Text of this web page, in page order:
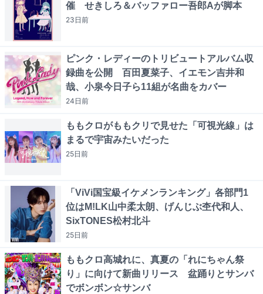
催 せきしろ＆バッファロー吾郎Aが脚本
23日前
ピンク・レディーのトリビュートアルバム収
録曲を公開 百田夏菜子、イエモン吉井和
哉、小泉今日子ら11組が名曲をカバー
24日前
ももクロがももクリで見せた「可視光線」は
まるで宇宙みたいだった
25日前
「ViVi国宝級イケメンランキング」各部門1
位はM!LK山中柔太朗、げんじぶ杢代和人、
SixTONES松村北斗
25日前
ももクロ高城れに、真夏の「れにちゃん祭
り」に向けて新曲リリース 盆踊りとサンバ
でボンボン☆サンバ